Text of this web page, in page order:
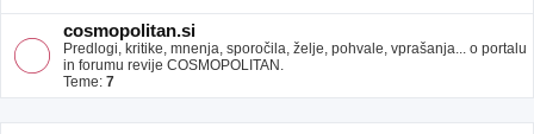
cosmopolitan.si
Predlogi, kritike, mnenja, sporočila, želje, pohvale, vprašanja... o portalu
in forumu revije COSMOPOLITAN.
Teme: 7